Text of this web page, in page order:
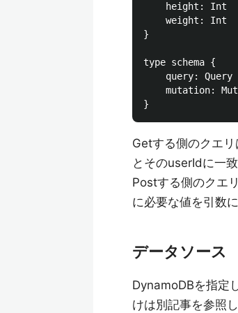
}
type schema {
Getする側のクエリ
とそのuserIdに一
Postする側のクエ
に必要な値を引数
データソース
DynamoDBを指定
けは別記事を参照し